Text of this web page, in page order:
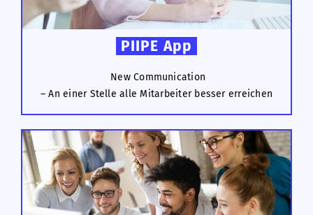
PIIPE App
New Communication
– An einer Stelle alle Mitarbeiter besser erreichen